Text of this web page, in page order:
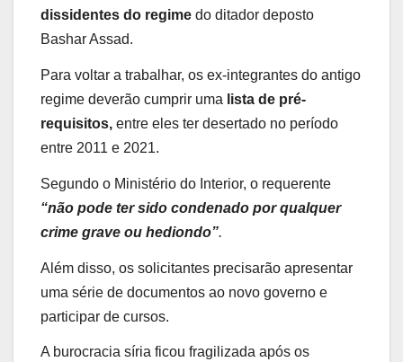
dissidentes do regime do ditador deposto
Bashar Assad.
Para voltar a trabalhar, os ex-integrantes do antigo
regime deverão cumprir uma lista de pré-
requisitos, entre eles ter desertado no período
entre 2011 e 2021.
Segundo o Ministério do Interior, o requerente
“não pode ter sido condenado por qualquer
crime grave ou hediondo”.
Além disso, os solicitantes precisarão apresentar
uma série de documentos ao novo governo e
participar de cursos.
A burocracia síria ficou fragilizada após os